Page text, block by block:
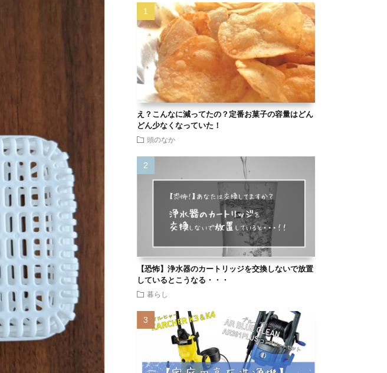
え？こんなに減ってたの？定番お菓子の容量はどん
どん少なくなっていた！
頭のなか
【恐怖】浄水器のカートリッジを交換しないで放置
しているとこうなる・・・
暮らし